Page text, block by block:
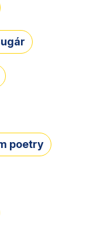
poetry